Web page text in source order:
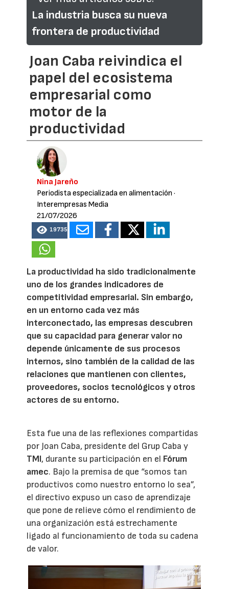
La industria busca su nueva
frontera de productividad
Joan Caba reivindica el
papel del ecosistema
empresarial como
motor de la
productividad
Nina Jareño
Periodista especializada en alimentación ·
Interempresas Media
21/07/2026
19735
La productividad ha sido tradicionalmente
uno de los grandes indicadores de
competitividad empresarial. Sin embargo,
en un entorno cada vez más
interconectado, las empresas descubren
que su capacidad para generar valor no
depende únicamente de sus procesos
internos, sino también de la calidad de las
relaciones que mantienen con clientes,
proveedores, socios tecnológicos y otros
actores de su entorno.
Esta fue una de las reflexiones compartidas
por Joan Caba, presidente del Grup Caba y
TMI, durante su participación en el Fórum
amec. Bajo la premisa de que “somos tan
productivos como nuestro entorno lo sea”,
el directivo expuso un caso de aprendizaje
que pone de relieve cómo el rendimiento de
una organización está estrechamente
ligado al funcionamiento de toda su cadena
de valor.